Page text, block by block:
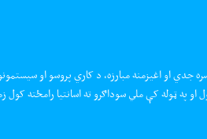
جدي او اغیزمنه مبارزه، د کاري پروسو او
په ټوله کې ملي سوداګرو ته اسانتیا رامځته کول